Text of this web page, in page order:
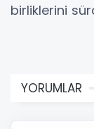
birliklerini
YORUMLAR